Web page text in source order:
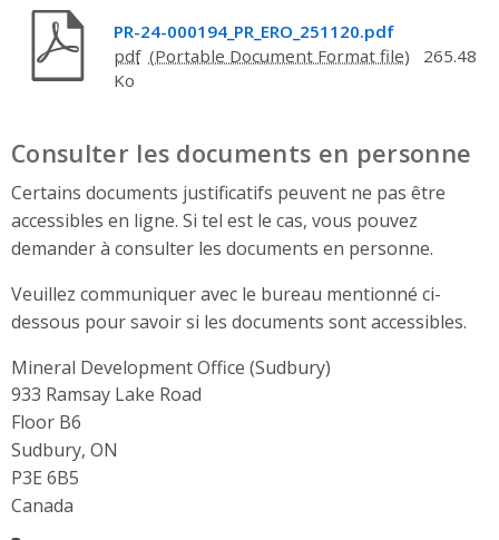
PR-24-000194_PR_ERO_251120.pdf
pdf
265.48
Ko
Consulter les documents en personne
Certains documents justificatifs peuvent ne pas être
accessibles en ligne. Si tel est le cas, vous pouvez
demander à consulter les documents en personne.
Veuillez communiquer avec le bureau mentionné ci-
dessous pour savoir si les documents sont accessibles.
Mineral Development Office (Sudbury)
Address
933 Ramsay Lake Road
Floor B6
Sudbury, ON
P3E 6B5
Canada